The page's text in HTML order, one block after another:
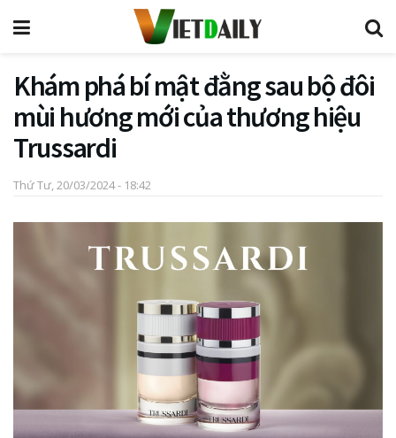
Khám phá bí mật đằng sau bộ đôi
mùi hương mới của thương hiệu
Trussardi
Thứ Tư, 20/03/2024 - 18:42